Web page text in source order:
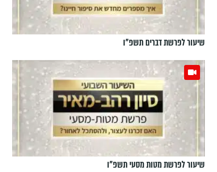
שיעור לפרשת דברים תשפ"ו
שיעור לפרשת מטות מסעי תשפ"ו